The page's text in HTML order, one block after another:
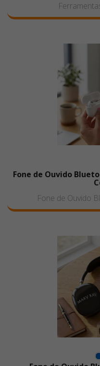
Fone de Ouvido
Fone de Ouvido